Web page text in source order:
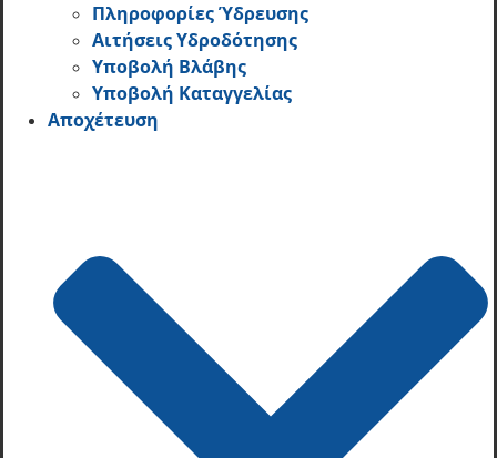
Πληροφορίες Ύδρευσης
Αιτήσεις Υδροδότησης
Υποβολή Βλάβης
Υποβολή Καταγγελίας
Αποχέτευση